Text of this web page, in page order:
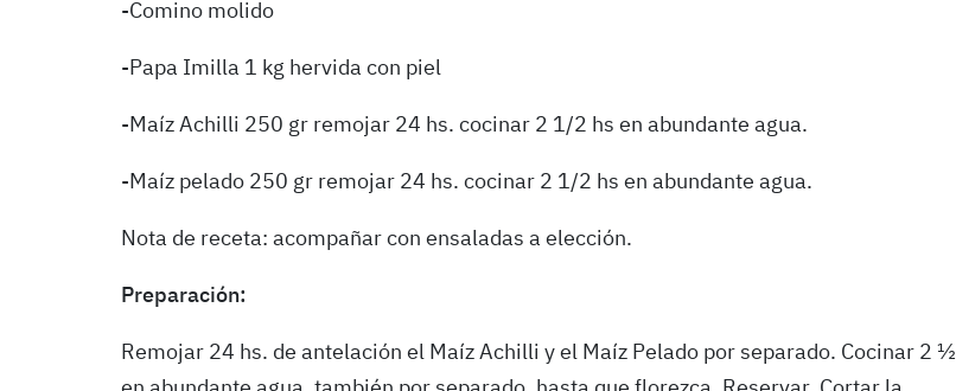
-Comino molido
-Papa Imilla 1 kg hervida con piel
-Maíz Achilli 250 gr remojar 24 hs. cocinar 2 1/2 hs en abundante agua.
-Maíz pelado 250 gr remojar 24 hs. cocinar 2 1/2 hs en abundante agua.
Nota de receta: acompañar con ensaladas a elección.
Preparación:
Remojar 24 hs. de antelación el Maíz Achilli y el Maíz Pelado por separado. Cocinar 2 ½